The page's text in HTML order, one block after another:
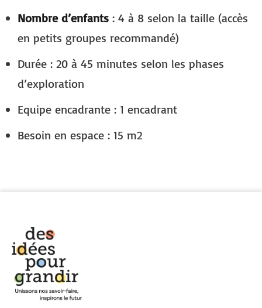
Nombre d’enfants : 4 à 8 selon la taille (accès
en petits groupes recommandé)
Durée : 20 à 45 minutes selon les phases
d’exploration
Equipe encadrante : 1 encadrant
Besoin en espace : 15 m2